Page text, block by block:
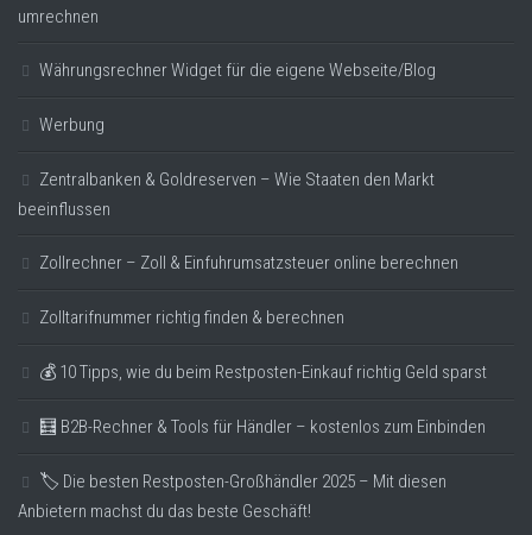
umrechnen
Währungsrechner Widget für die eigene Webseite/Blog
Werbung
Zentralbanken & Goldreserven – Wie Staaten den Markt
beeinflussen
Zollrechner – Zoll & Einfuhrumsatzsteuer online berechnen
Zolltarifnummer richtig finden & berechnen
💰 10 Tipps, wie du beim Restposten-Einkauf richtig Geld sparst
🧮 B2B-Rechner & Tools für Händler – kostenlos zum Einbinden
🏷️ Die besten Restposten-Großhändler 2025 – Mit diesen
Anbietern machst du das beste Geschäft!